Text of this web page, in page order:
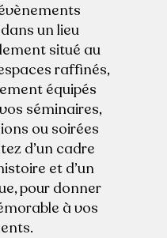
un lieu
situé au
raffinés,
équipés
séminaires,
ou soirées
d’un cadre
et d’un
pour donner
à vos